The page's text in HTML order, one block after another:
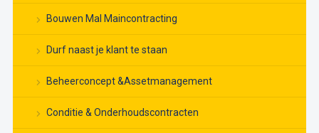
Bouwen Mal Maincontracting
Durf naast je klant te staan
Beheerconcept &Assetmanagement
Conditie & Onderhoudscontracten